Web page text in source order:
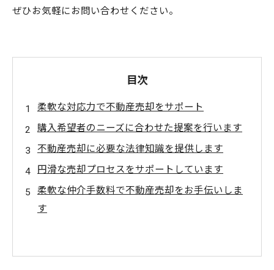
ぜひお気軽にお問い合わせください。
目次
柔軟な対応力で不動産売却をサポート
購入希望者のニーズに合わせた提案を行います
不動産売却に必要な法律知識を提供します
円滑な売却プロセスをサポートしています
柔軟な仲介手数料で不動産売却をお手伝いしま
す